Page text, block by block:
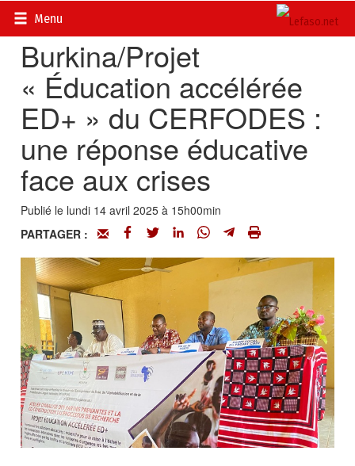
Menu
Accueil>
Burkina/Projet
« Éducation accélérée
ED+ » du CERFODES :
une réponse éducative
face aux crises
Publié le lundi 14 avril 2025 à 15h00min
PARTAGER :